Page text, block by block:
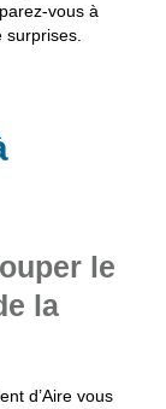
vous à
le
la
d’Aire vous